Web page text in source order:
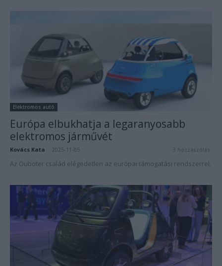
Elektromos autó
Európa elbukhatja a legaranyosabb
elektromos járművét
Kovács Kata 2025-11-05 3 hozzászólás
Az Ouboter család elégedetlen az európai támogatási rendszerrel.